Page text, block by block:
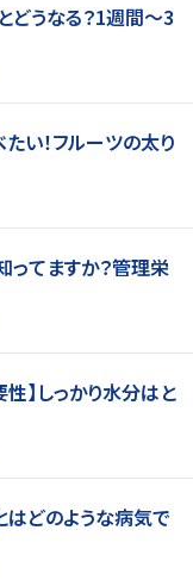
どうなる？1週間～3
い！フルーツの太り
ってますか？管理栄
】しっかり水分はと
はどのような病気で